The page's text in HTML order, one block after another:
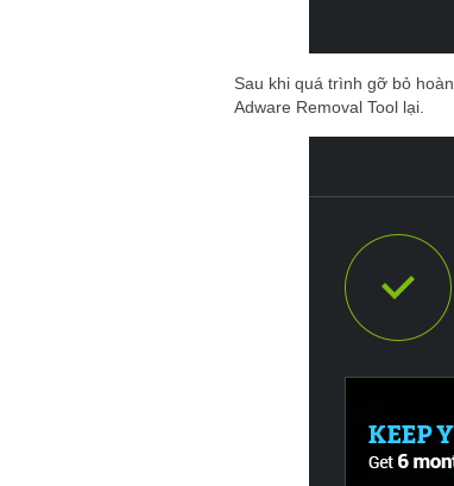
Sau khi quá trình gỡ bỏ
Adware Removal Tool lại.